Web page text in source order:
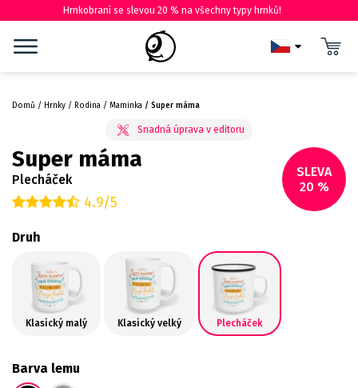
Hrnkobraní se slevou 20 % na všechny typy hrnků!
Domů Hrnky Rodina Maminka Super máma
SLEVA
20 %
Super máma
Plecháček
4.9/5
Druh
Klasický malý Klasický velký Plecháček
Barva lemu